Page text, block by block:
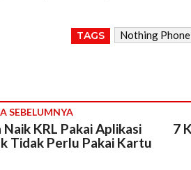
TAGS Nothing Phone
SEBELUMNYA
Naik KRL Pakai Aplikasi
Tidak Perlu Pakai Kartu
7